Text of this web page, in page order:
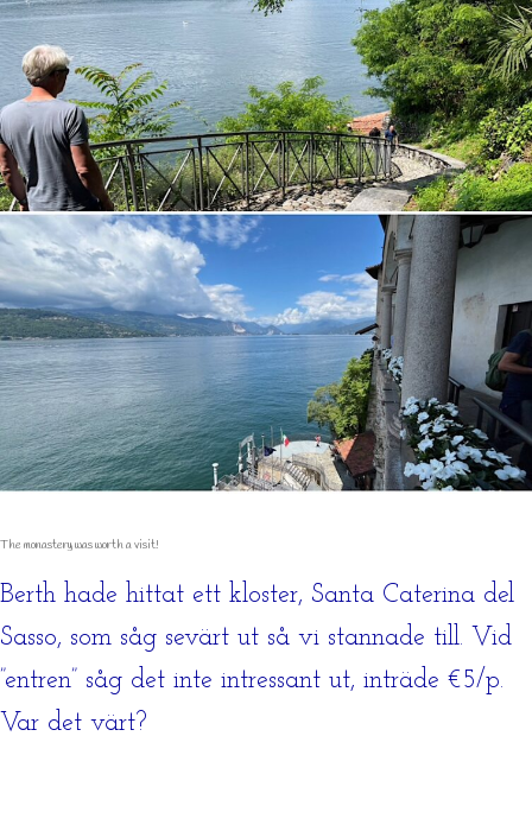
The monastery was worth a visit!
Berth hade hittat ett kloster, Santa Caterina del
Sasso, som såg sevärt ut så vi stannade till. Vid
”entren” såg det inte intressant ut, inträde €5/p.
Var det värt?